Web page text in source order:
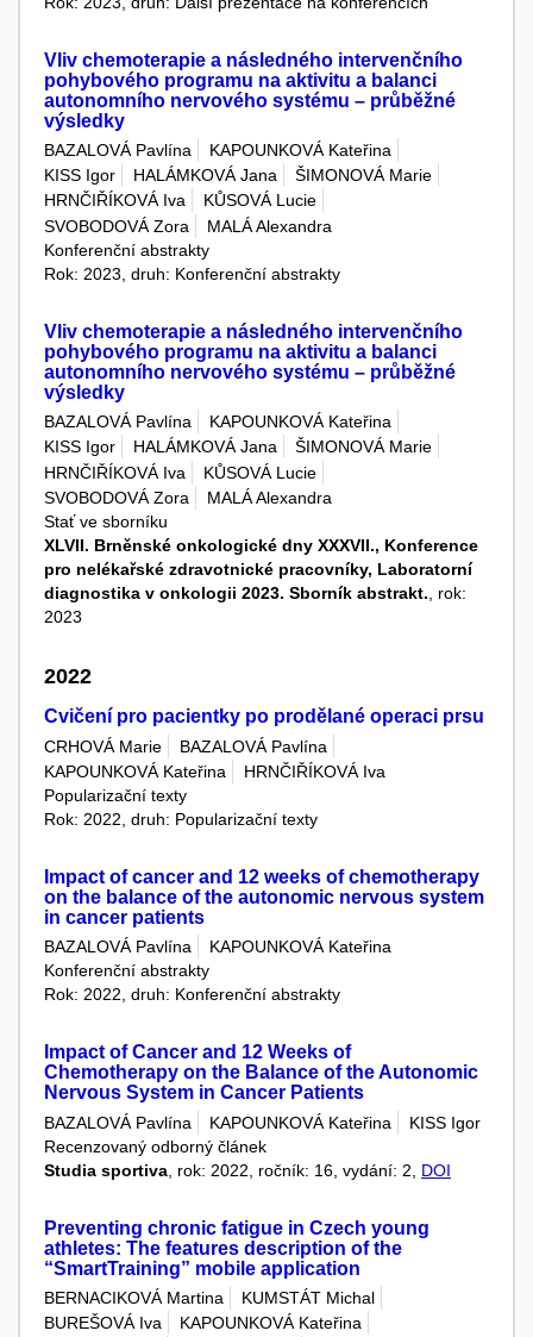
Vliv chemoterapie a následného intervenčního
pohybového programu na aktivitu a balanci
autonomního nervového systému – průběžné
výsledky
BAZALOVÁ Pavlína
KAPOUNKOVÁ Kateřina
KISS Igor
HALÁMKOVÁ Jana
ŠIMONOVÁ Marie
HRNČIŘÍKOVÁ Iva
KŮSOVÁ Lucie
SVOBODOVÁ Zora
MALÁ Alexandra
Konferenční abstrakty
Rok: 2023, druh: Konferenční abstrakty
Vliv chemoterapie a následného intervenčního
pohybového programu na aktivitu a balanci
autonomního nervového systému – průběžné
výsledky
BAZALOVÁ Pavlína
KAPOUNKOVÁ Kateřina
KISS Igor
HALÁMKOVÁ Jana
ŠIMONOVÁ Marie
HRNČIŘÍKOVÁ Iva
KŮSOVÁ Lucie
SVOBODOVÁ Zora
MALÁ Alexandra
Stať ve sborníku
XLVII. Brněnské onkologické dny XXXVII., Konference
pro nelékařské zdravotnické pracovníky, Laboratorní
diagnostika v onkologii 2023. Sborník abstrakt. , rok:
2023
2022
Cvičení pro pacientky po prodělané operaci prsu
CRHOVÁ Marie
BAZALOVÁ Pavlína
KAPOUNKOVÁ Kateřina
HRNČIŘÍKOVÁ Iva
Popularizační texty
Rok: 2022, druh: Popularizační texty
Impact of cancer and 12 weeks of chemotherapy
on the balance of the autonomic nervous system
in cancer patients
BAZALOVÁ Pavlína
KAPOUNKOVÁ Kateřina
Konferenční abstrakty
Rok: 2022, druh: Konferenční abstrakty
Impact of Cancer and 12 Weeks of
Chemotherapy on the Balance of the Autonomic
Nervous System in Cancer Patients
BAZALOVÁ Pavlína KAPOUNKOVÁ Kateřina
KISS Igor
Recenzovaný odborný článek
Studia sportiva , rok: 2022, ročník: 16, vydání: 2, DOI
Preventing chronic fatigue in Czech young
athletes: The features description of the
“SmartTraining” mobile application
BERNACIKOVÁ Martina
KUMSTÁT Michal
BUREŠOVÁ Iva
KAPOUNKOVÁ Kateřina